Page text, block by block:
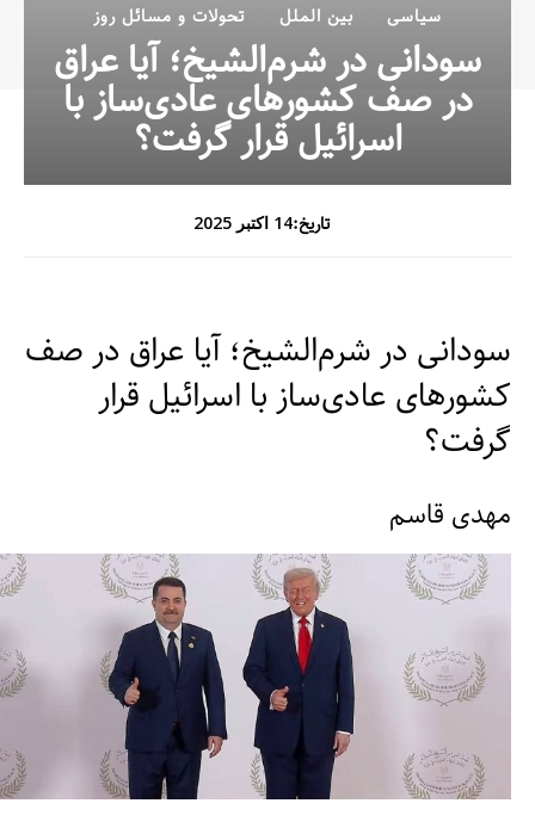
سیاسی بین الملل تحولات و مسائل روز
سودانی در شرم‌الشیخ؛ آیا عراق
در صف کشورهای عادی‌ساز با
اسرائیل قرار گرفت؟
تاریخ:14 اکتبر 2025
سودانی در شرم‌الشیخ؛ آیا عراق در صف
کشورهای عادی‌ساز با اسرائیل قرار
گرفت؟
مهدی قاسم